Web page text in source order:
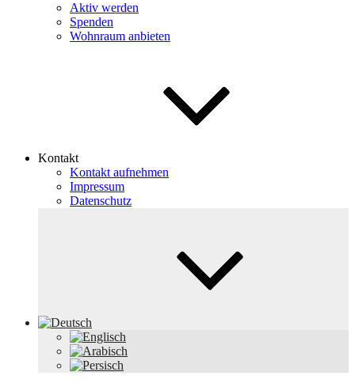
Aktiv werden
Spenden
Wohnraum anbieten
Kontakt
Kontakt aufnehmen
Impressum
Datenschutz